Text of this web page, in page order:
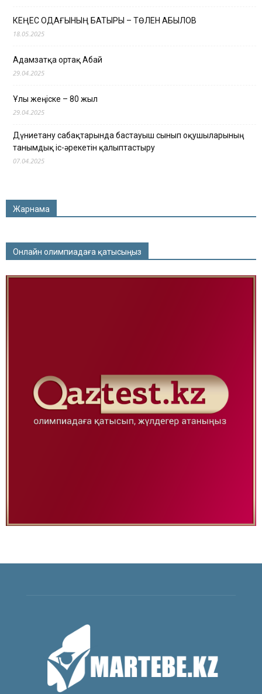
КЕҢЕС ОДАҒЫНЫҢ БАТЫРЫ – ТӨЛЕН ҚАБЫЛОВ
18.05.2025
Адамзатқа ортақ Абай
29.04.2025
Ұлы жеңіске – 80 жыл
29.04.2025
Дүниетану сабақтарында бастауыш сынып оқушыларының
танымдық іс-әрекетін қалыптастыру
07.04.2025
Жарнама
Онлайн олимпиадаға қатысыңыз